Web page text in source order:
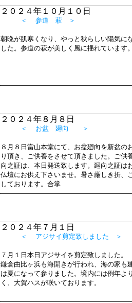
２０２４年１０月１０日
＜ 参道 萩 ＞
朝晩が肌寒くなり、やっと秋らしい陽気に
した。参道の萩が美しく風に揺れています。
２０２４年８月８日
＜ お盆 廻向 ＞
８月８日當山本堂にて、お盆廻向を新盆の
り頂き、ご供養をさせて頂きました。ご供
向之証は、本日発送致します。廻向之証は
仏壇にお供え下さいませ。暑さ厳しき折、
しております。合掌
２０２４年７月１日
＜ アジサイ剪定致しました ＞
７月１日本日アジサイを剪定致しました。
鎌倉由比ヶ浜も海開きが行われ、海の家も
は夏になって参りました。境内には例年よ
く、大賀ハスが咲いております。